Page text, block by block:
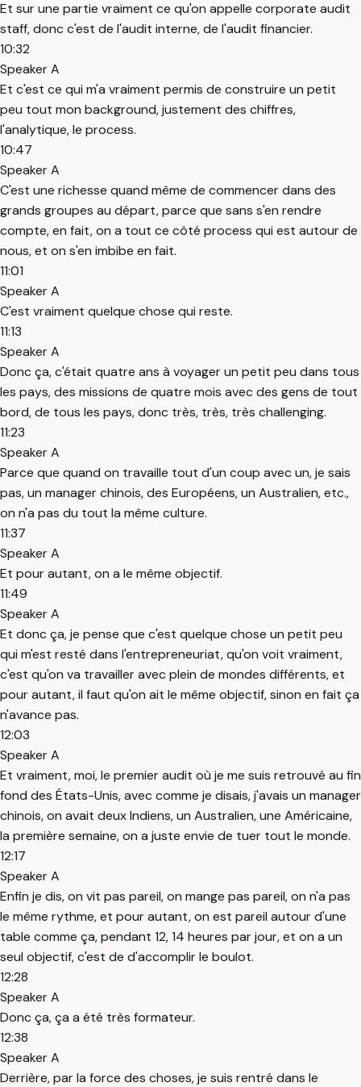
Et sur une partie vraiment ce qu'on appelle corporate audit
staff, donc c'est de l'audit interne, de l'audit financier.
10:32
Speaker A
Et c'est ce qui m'a vraiment permis de construire un petit
peu tout mon background, justement des chiffres,
l'analytique, le process.
10:47
Speaker A
C'est une richesse quand même de commencer dans des
grands groupes au départ, parce que sans s'en rendre
compte, en fait, on a tout ce côté process qui est autour de
nous, et on s'en imbibe en fait.
11:01
Speaker A
C'est vraiment quelque chose qui reste.
11:13
Speaker A
Donc ça, c'était quatre ans à voyager un petit peu dans tous
les pays, des missions de quatre mois avec des gens de tout
bord, de tous les pays, donc très, très, très challenging.
11:23
Speaker A
Parce que quand on travaille tout d'un coup avec un, je sais
pas, un manager chinois, des Européens, un Australien, etc.,
on n'a pas du tout la même culture.
11:37
Speaker A
Et pour autant, on a le même objectif.
11:49
Speaker A
Et donc ça, je pense que c'est quelque chose un petit peu
qui m'est resté dans l'entrepreneuriat, qu'on voit vraiment,
c'est qu'on va travailler avec plein de mondes différents, et
pour autant, il faut qu'on ait le même objectif, sinon en fait ça
n'avance pas.
12:03
Speaker A
Et vraiment, moi, le premier audit où je me suis retrouvé au fin
fond des États-Unis, avec comme je disais, j'avais un manager
chinois, on avait deux Indiens, un Australien, une Américaine,
la première semaine, on a juste envie de tuer tout le monde.
12:17
Speaker A
Enfin je dis, on vit pas pareil, on mange pas pareil, on n'a pas
le même rythme, et pour autant, on est pareil autour d'une
table comme ça, pendant 12, 14 heures par jour, et on a un
seul objectif, c'est de d'accomplir le boulot.
12:28
Speaker A
Donc ça, ça a été très formateur.
12:38
Speaker A
Derrière, par la force des choses, je suis rentré dans le